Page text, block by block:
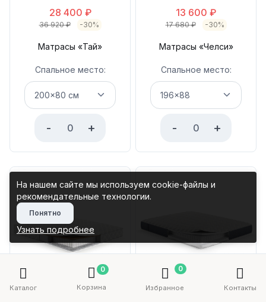
28 400 ₽
36 920₽ -30%
Матрасы «Тай»
Спальное место:
- +
13 600 ₽
17 680₽ -30%
Матрасы «Челси»
Спальное место:
- +
Каталог
0
Корзина
0
Избранное Контакты
На нашем сайте мы используем cookie-файлы и
рекомендательные технологии.
Понятно
Узнать подробнее